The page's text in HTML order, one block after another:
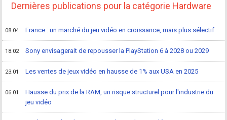
Dernières publications pour la catégorie Hardware
08.04 France : un marché du jeu vidéo en croissance, mais plus sélectif
18.02 Sony envisagerait de repousser la PlayStation 6 à 2028 ou 2029
23.01 Les ventes de jeux vidéo en hausse de 1% aux USA en 2025
06.01
Hausse du prix de la RAM, un risque structurel pour l'industrie du
jeu vidéo